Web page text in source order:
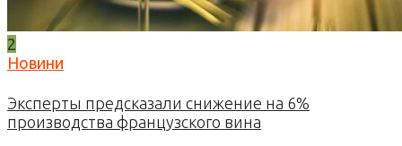
2
Новини
Эксперты предсказали снижение на 6%
производства французского вина